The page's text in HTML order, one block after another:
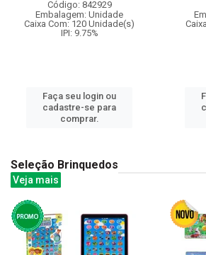
Código: 842929
Embalagem: Unidade
Caixa Com: 120 Unidade(s)
IPI: 9.75%
Faça seu login ou
cadastre-se para
comprar.
Seleção Brinquedos
Veja mais